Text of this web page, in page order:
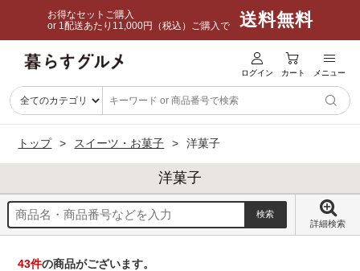
お得なセットご購入
or 1配送あたり11,000円（税込）ご購入で
送料無料
ログイン カート メニュー
トップ スイーツ・お菓子 洋菓子
洋菓子
詳細検索
43件の商品がございます。